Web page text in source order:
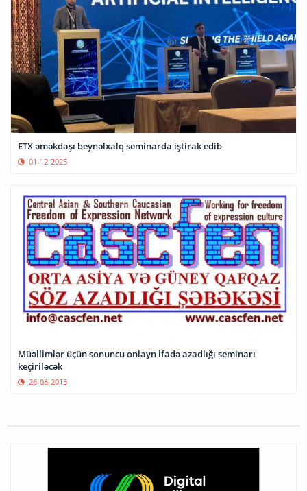
ETX əməkdaşı beynəlxalq seminarda iştirak edib
01-12-2025
Müəllimlər üçün sonuncu onlayn ifadə azadlığı seminarı
keçiriləcək
26-08-2015